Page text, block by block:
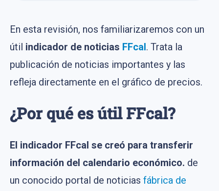
En esta revisión, nos familiarizaremos con un
útil indicador de noticias FFcal. Trata la
publicación de noticias importantes y las
refleja directamente en el gráfico de precios.
¿Por qué es útil FFcal?
El indicador FFcal se creó para transferir
información del calendario económico. de
un conocido portal de noticias fábrica de